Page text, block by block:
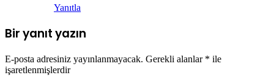
Yanıtla
Bir yanıt yazın
E-posta adresiniz yayınlanmayacak. Gerekli alanlar * ile
işaretlenmişlerdir